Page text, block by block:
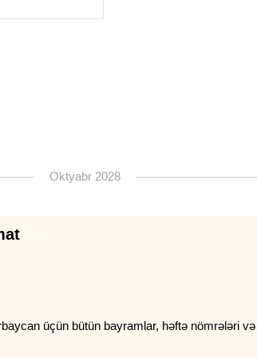
Oktyabr 2028
üçün bütün bayramlar, həftə nömrələri